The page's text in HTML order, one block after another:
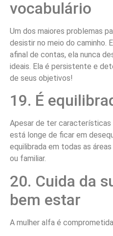
vocabulário
Um dos maiores problemas
desistir no meio do caminho.
afinal de contas, ela nunca
ideais. Ela é persistente e
de seus objetivos!
19. É
Apesar de ter características
está longe de ficar em
equilibrada em todas as
ou familiar.
20. Cuida da
bem estar
A mulher alfa é